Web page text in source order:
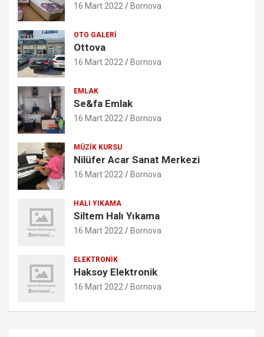
16 Mart 2022 Bornova
OTO GALERI
Ottova
16 Mart 2022 Bornova
EMLAK
Se&fa Emlak
16 Mart 2022 Bornova
MÜZIK KURSU
Nilüfer Acar Sanat Merkezi
16 Mart 2022 Bornova
HALI YIKAMA
Siltem Halı Yıkama
16 Mart 2022 Bornova
ELEKTRONIK
Haksoy Elektronik
16 Mart 2022 Bornova